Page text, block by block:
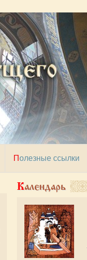
Полезные ссылки
Календарь